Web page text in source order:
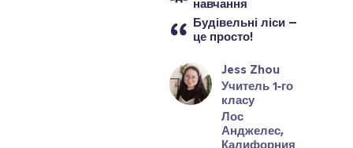
навчання
Будівельні ліси –
це просто!
Jess Zhou
Учитель 1‑го
класу
Лос
Анджелес,
Калифорния